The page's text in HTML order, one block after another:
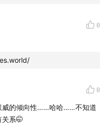
0
0
威的倾向性……哈哈……不知道
关系🤭